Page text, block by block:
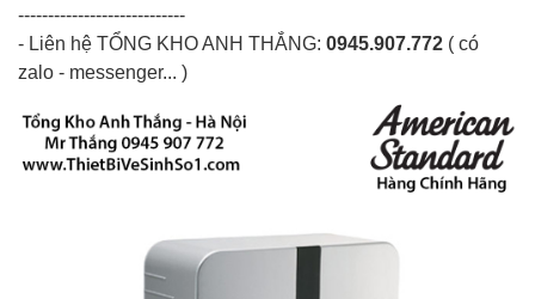
----------------------------
- Liên hệ TỔNG KHO ANH THẮNG: 0945.907.772 ( có
zalo - messenger... )